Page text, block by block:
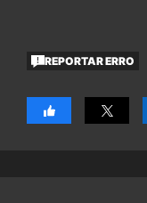
REPORTAR ERRO